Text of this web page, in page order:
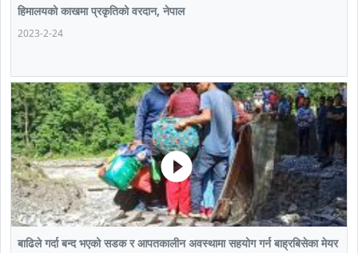
हिमालयको काखमा प्रकृतिको वरदान, नेपाल
2023-2-24
बाढिले गर्दा बन्द भएको सडक र आपतकालीन अवस्थामा सहयोग गर्न बाह्रबिसेका मेयर